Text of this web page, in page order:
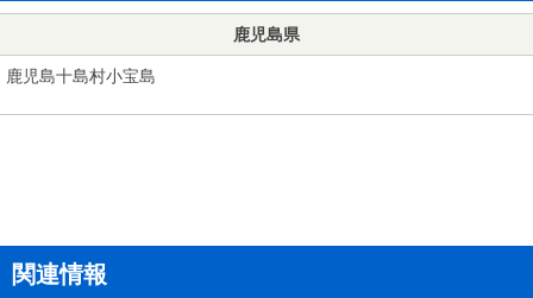
鹿児島県
鹿児島十島村小宝島
関連情報